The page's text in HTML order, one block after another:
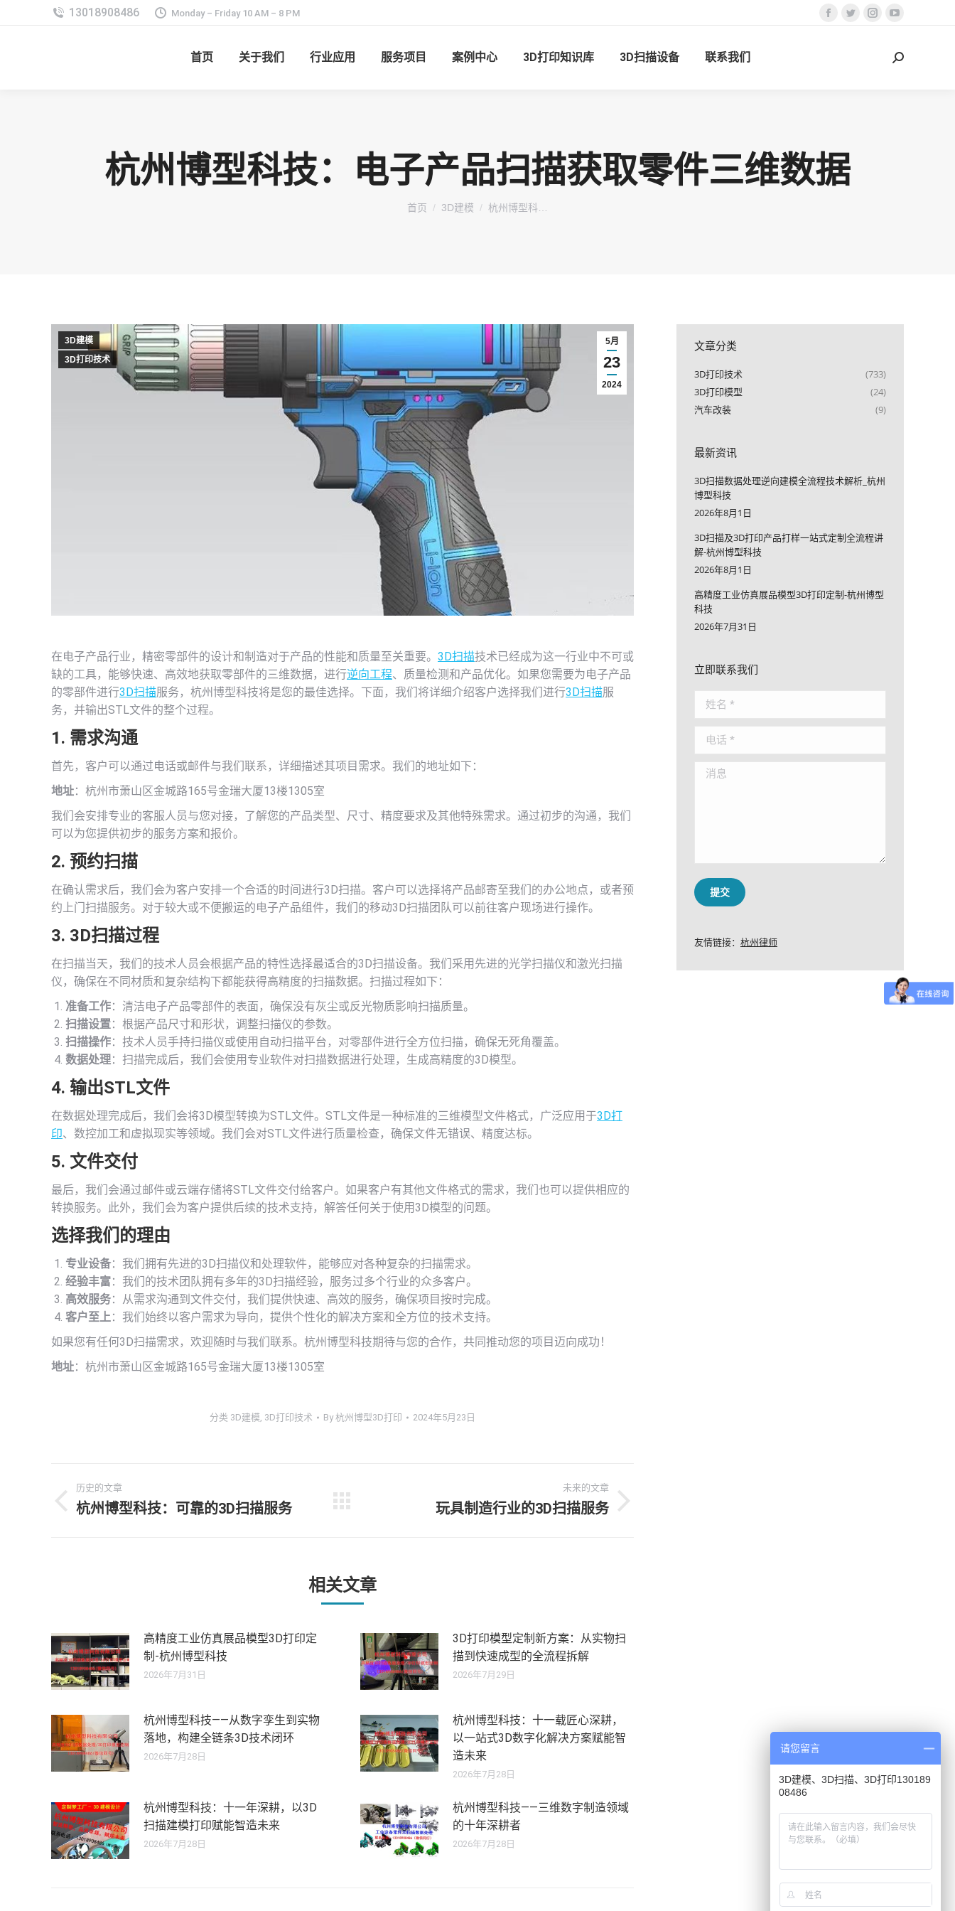
Monday – Friday 10 AM – 8 PM
Facebook
打
开
Twitter
开
Instagram
在
首页 关于我们 行业应用 服务项目 案例中心 3D打印知识库 3D扫描设备 联系我们
搜
杭州博型科技：电子产品扫描获取零件三维数据
您在这里：
首页 3D建模 杭州博型科…
5月
23
2024
3D建模
3D打印技术
在电子产品行业，精密零部件的设计和制造对于产品的性能和质量至关重要。 3D扫描技术已经成为这一行业中不可或
缺的工具，能够快速、高效地获取零部件的三维数据，进行逆向工程、质量检测和产品优化。如果您需要为电子产品
的零部件进行3D扫描服务，杭州博型科技将是您的最佳选择。下面，我们将详细介绍客户选择我们进行3D扫描服
务，并输出STL文件的整个过程。
1. 需求沟通
首先，客户可以通过电话或邮件与我们联系，详细描述其项目需求。我们的地址如下：
地址：杭州市萧山区金城路165号金瑞大厦13楼1305室
我们会安排专业的客服人员与您对接，了解您的产品类型、尺寸、精度要求及其他特殊需求。通过初步的沟通，我们
可以为您提供初步的服务方案和报价。
2. 预约扫描
在确认需求后，我们会为客户安排一个合适的时间进行3D扫描。客户可以选择将产品邮寄至我们的办公地点，或者预
约上门扫描服务。对于较大或不便搬运的电子产品组件，我们的移动3D扫描团队可以前往客户现场进行操作。
3. 3D扫描过程
在扫描当天，我们的技术人员会根据产品的特性选择最适合的3D扫描设备。我们采用先进的光学扫描仪和激光扫描
仪，确保在不同材质和复杂结构下都能获得高精度的扫描数据。扫描过程如下：
准备工作：清洁电子产品零部件的表面，确保没有灰尘或反光物质影响扫描质量。
扫描设置：根据产品尺寸和形状，调整扫描仪的参数。
扫描操作：技术人员手持扫描仪或使用自动扫描平台，对零部件进行全方位扫描，确保无死角覆盖。
数据处理：扫描完成后，我们会使用专业软件对扫描数据进行处理，生成高精度的3D模型。
4. 输出STL文件
在数据处理完成后，我们会将3D模型转换为STL文件。STL文件是一种标准的三维模型文件格式，广泛应用于3D打
印、数控加工和虚拟现实等领域。我们会对STL文件进行质量检查，确保文件无错误、精度达标。
5. 文件交付
最后，我们会通过邮件或云端存储将STL文件交付给客户。如果客户有其他文件格式的需求，我们也可以提供相应的
转换服务。此外，我们会为客户提供后续的技术支持，解答任何关于使用3D模型的问题。
选择我们的理由
专业设备：我们拥有先进的3D扫描仪和处理软件，能够应对各种复杂的扫描需求。
经验丰富：我们的技术团队拥有多年的3D扫描经验，服务过多个行业的众多客户。
高效服务：从需求沟通到文件交付，我们提供快速、高效的服务，确保项目按时完成。
客户至上：我们始终以客户需求为导向，提供个性化的解决方案和全方位的技术支持。
如果您有任何3D扫描需求，欢迎随时与我们联系。杭州博型科技期待与您的合作，共同推动您的项目迈向成功！
地址：杭州市萧山区金城路165号金瑞大厦13楼1305室
分类 3D建模, 3D打印技术 By杭州博型3D打印 2024年5月23日
章
历史的文章
历
杭州博型科技：可靠的3D扫描服务
未来的文章
章：
玩具制造行业的3D扫描服务
相关文章
高精度工业仿真展品模型3D打印定
制-杭州博型科技
2026年7月31日
3D打印模型定制新方案：从实物扫
描到快速成型的全流程拆解
2026年7月29日
杭州博型科技——从数字孪生到实物
落地，构建全链条3D技术闭环
2026年7月28日
杭州博型科技：十一载匠心深耕，
以一站式3D数字化解决方案赋能智
造未来
2026年7月28日
杭州博型科技：十一年深耕，以3D
扫描建模打印赋能智造未来
2026年7月28日
杭州博型科技——三维数字制造领域
的十年深耕者
2026年7月28日
文章分类
3D打印技术
(733)
3D打印模型
(24)
汽车改装
(9)
最新资讯
3D扫描数据处理逆向建模全流程技术解析_杭州
博型科技
2026年8月1日
3D扫描及3D打印产品打样一站式定制全流程讲
解-杭州博型科技
2026年8月1日
高精度工业仿真展品模型3D打印定制-杭州博型
科技
2026年7月31日
立即联系我们
姓名 *
电话 *
消息
提交
友情链接： 杭州律师
请您留言
3D建模、3D扫描、3D打印130189
08486